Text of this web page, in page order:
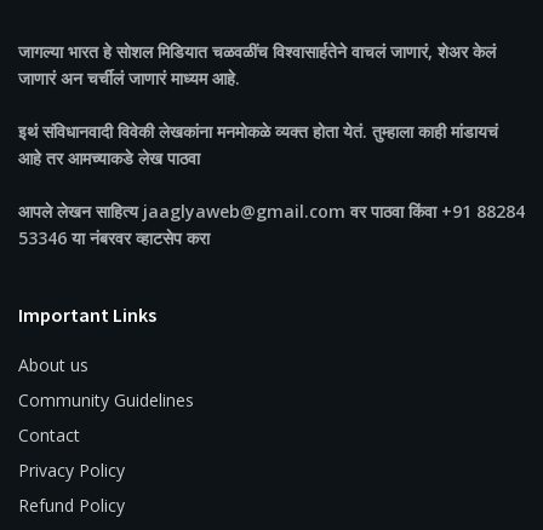
जागल्या भारतहे सोशल मिडियात चळवळींच विश्वासार्हतेने वाचलं जाणारं, शेअर केलं
जाणारं अन चर्चीलं जाणारं माध्यम आहे.
इथं संविधानवादी विवेकी लेखकांना मनमोकळे व्यक्त होता येतं. तुम्हाला काही मांडायचं
आहे तर आमच्याकडे लेख पाठवा
आपले लेखन साहित्य jaaglyaweb@gmail.com वर पाठवा किंवा +91 88284
53346 या नंबरवर व्हाटसेप करा
Important Links
About us
Community Guidelines
Contact
Privacy Policy
Refund Policy